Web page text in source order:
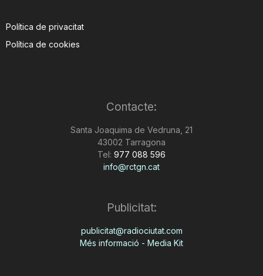
Política de privacitat
Política de cookies
Contacte:
Santa Joaquima de Vedruna, 21
43002 Tarragona
Tel: 977 088 596
info@rctgn.cat
Publicitat:
publicitat@radiociutat.com
Més informació - Media Kit